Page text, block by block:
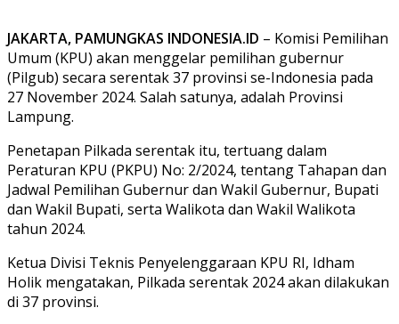
JAKARTA, PAMUNGKAS INDONESIA.ID – Komisi Pemilihan
Umum (KPU) akan menggelar pemilihan gubernur
(Pilgub) secara serentak 37 provinsi se-Indonesia pada
27 November 2024. Salah satunya, adalah Provinsi
Lampung.
Penetapan Pilkada serentak itu, tertuang dalam
Peraturan KPU (PKPU) No: 2/2024, tentang Tahapan dan
Jadwal Pemilihan Gubernur dan Wakil Gubernur, Bupati
dan Wakil Bupati, serta Walikota dan Wakil Walikota
tahun 2024.
Ketua Divisi Teknis Penyelenggaraan KPU RI, Idham
Holik mengatakan, Pilkada serentak 2024 akan dilakukan
di 37 provinsi.